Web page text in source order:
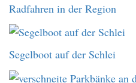
Radfahren in der Region
Segelboot auf der Schlei